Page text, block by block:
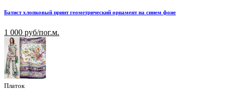
Батист хлопковый принт геометрический орнамент на синем фоне
1 000 руб/пог.м.
Платок